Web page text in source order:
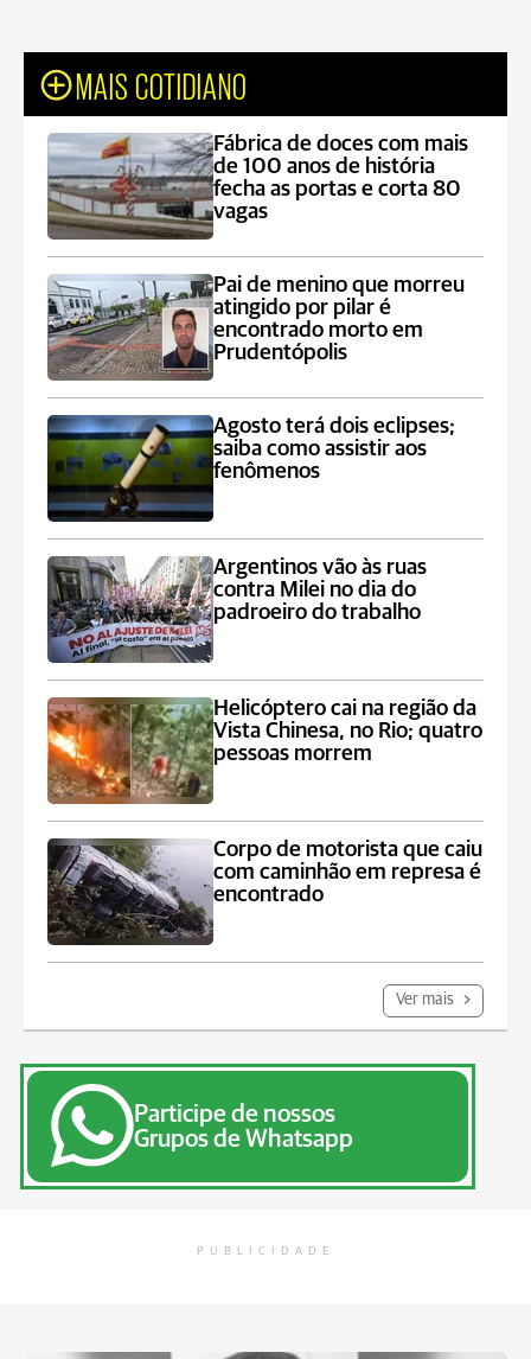
MAIS COTIDIANO
Fábrica de doces com mais
de 100 anos de história
fecha as portas e corta 80
vagas
Pai de menino que morreu
atingido por pilar é
encontrado morto em
Prudentópolis
Agosto terá dois eclipses;
saiba como assistir aos
fenômenos
Argentinos vão às ruas
contra Milei no dia do
padroeiro do trabalho
Helicóptero cai na região da
Vista Chinesa, no Rio; quatro
pessoas morrem
Corpo de motorista que caiu
com caminhão em represa é
encontrado
Ver mais
Participe de nossos
Grupos de Whatsapp
PUBLICIDADE